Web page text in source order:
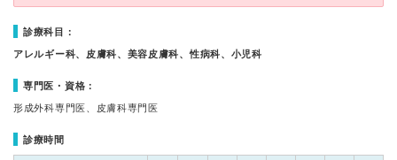
診療科目：
アレルギー科、皮膚科、美容皮膚科、性病科、小児科
専門医・資格：
形成外科専門医、皮膚科専門医
診療時間